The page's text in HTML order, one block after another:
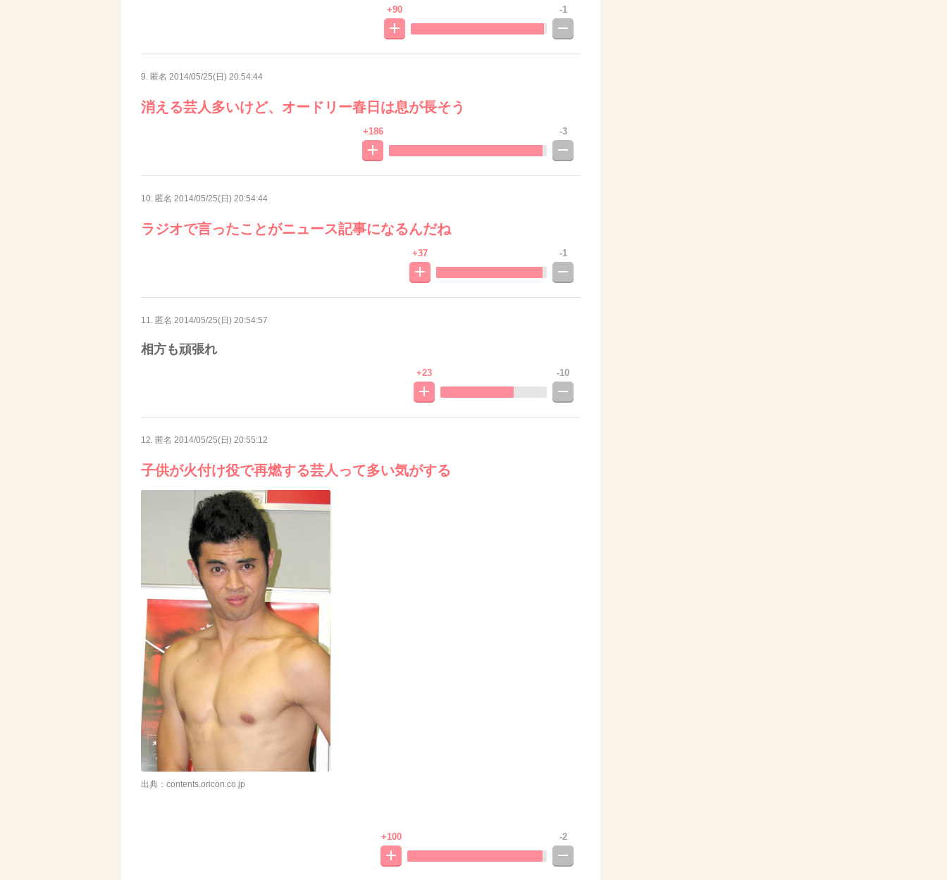
+90 -1
9. 匿名 2014/05/25(日) 20:54:44
消える芸人多いけど、オードリー春日は息が長そう
+186 -3
10. 匿名 2014/05/25(日) 20:54:44
ラジオで言ったことがニュース記事になるんだね
+37 -1
11. 匿名 2014/05/25(日) 20:54:57
相方も頑張れ
+23 -10
12. 匿名 2014/05/25(日) 20:55:12
子供が火付け役で再燃する芸人って多い気がする
出典：contents.oricon.co.jp
+100 -2